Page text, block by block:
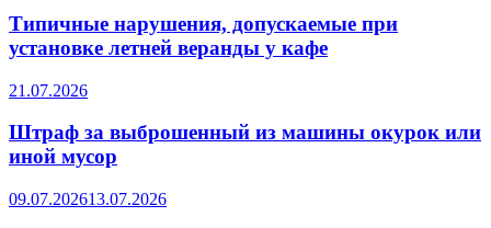
Типичные нарушения, допускаемые при
установке летней веранды у кафе
21.07.2026
Штраф за выброшенный из машины окурок или
иной мусор
09.07.202613.07.2026